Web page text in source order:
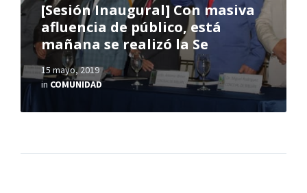
[Sesión Inaugural] Con masiva
afluencia de público, está
mañana se realizó la Se
15 mayo, 2019
in COMUNIDAD